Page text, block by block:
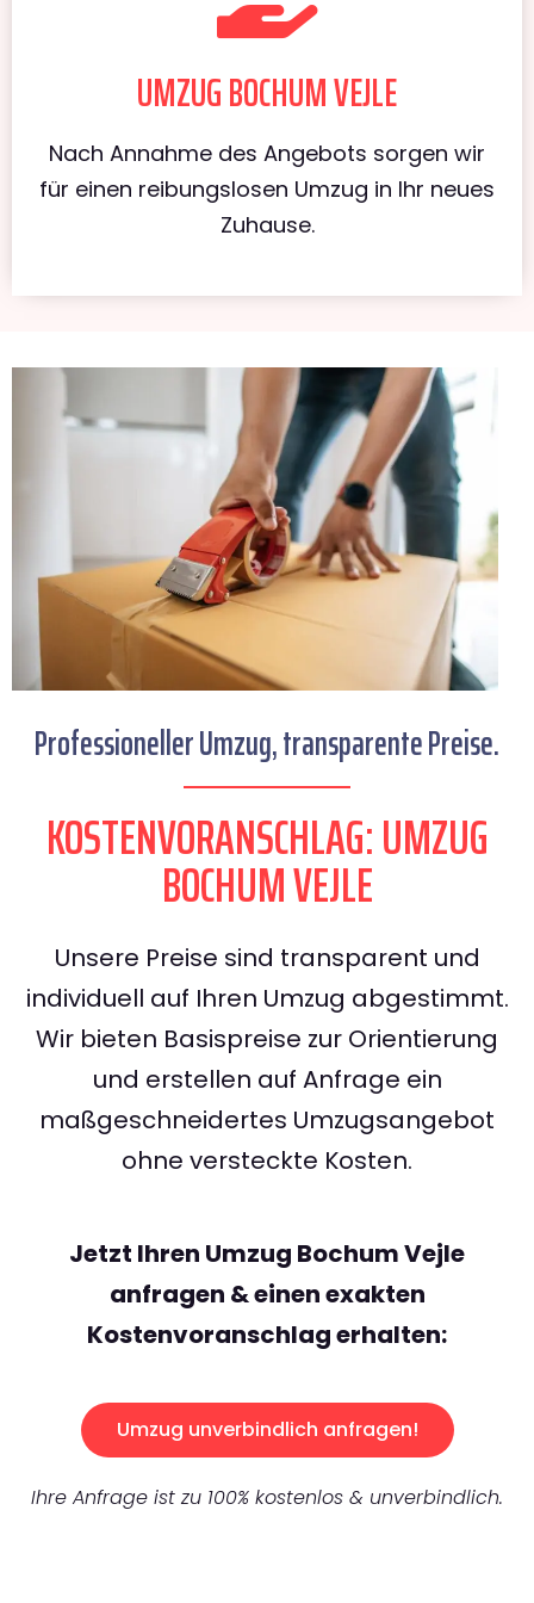
UMZUG BOCHUM VEJLE
Nach Annahme des Angebots sorgen wir
für einen reibungslosen Umzug in Ihr neues
Zuhause.
Professioneller Umzug, transparente Preise.
KOSTENVORANSCHLAG: UMZUG
BOCHUM VEJLE
Unsere Preise sind transparent und
individuell auf Ihren Umzug abgestimmt.
Wir bieten Basispreise zur Orientierung
und erstellen auf Anfrage ein
maßgeschneidertes Umzugsangebot
ohne versteckte Kosten.
Jetzt Ihren Umzug Bochum Vejle
anfragen & einen exakten
Kostenvoranschlag erhalten:
Umzug unverbindlich anfragen!
Ihre Anfrage ist zu 100% kostenlos & unverbindlich.